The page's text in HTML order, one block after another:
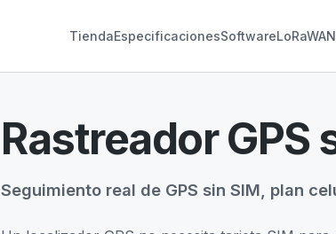
TiendaEspecificacionesSoftwareLoRaWAN
Rastreador GPS
Seguimiento real de GPS sin SIM, plan